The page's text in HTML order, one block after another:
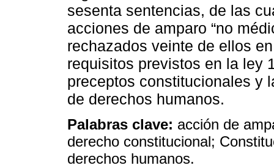
sesenta sentencias, de las
acciones de amparo “no
rechazados veinte de ellos
requisitos previstos en la ley
preceptos constitucionales y
de derechos humanos.
Palabras clave: acción de
derecho constitucional;
derechos humanos.